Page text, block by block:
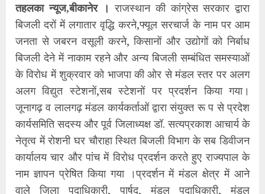
तहलका न्यूज,बीकानेर । राजस्थान की कांग्रेस सरकार द्वारा
बिजली दरों में लगातार वृद्धि करने,फ्यूल सरचार्ज के नाम पर आम
जनता से जबरन वसूली करने, किसानों और उद्योगों को निर्बाध
बिजली देने में नाकाम रहने और अन्य बिजली सम्बंधित समस्याओं
के विरोध में शुक्रवार को भाजपा की ओर से मंडल स्तर पर अलग
अलग विद्युत स्टेशनों,सब स्टेशनों पर प्रदर्शन किया गया।
जूनागढ़ व लालगढ़ मंडल कार्यकर्ताओं द्वारा संयुक्त रू प से प्रदेश
कार्यसमिति सदस्य और पूर्व जिलाध्यक्ष डॉ. सत्यप्रकाश आचार्य के
नेतृत्व में रोशनी घर चौराहा स्थित बिजली विभाग के सब डिवीजन
कार्यालय चार और पांच में विरोध प्रदर्शन करते हुए राज्यपाल के
नाम ज्ञापन प्रेषित किया गया ।प्रदर्शन में मंडल क्षेत्र में आने
वाले जिला पदाधिकारी, पार्षद, मंडल पदाधिकारी, मंडल